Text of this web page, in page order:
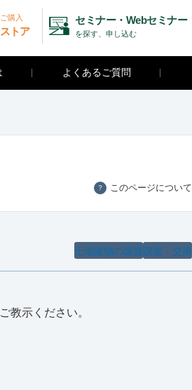
購入
トア
セミナー・Webセミナー
を探す、申し込む
よくあるご質問
？ このページについて
譲渡・交換
土地建物の譲渡
教示ください。